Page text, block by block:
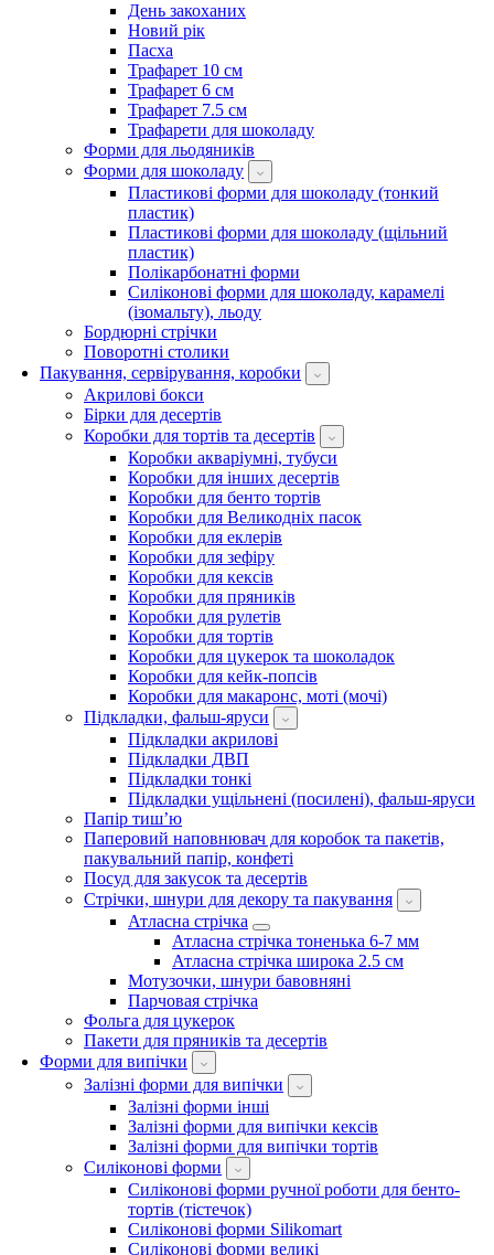
День закоханих
Новий рік
Пасха
Трафарет 10 см
Трафарет 6 см
Трафарет 7.5 см
Трафарети для шоколаду
Форми для льодяників
Форми для шоколаду
Пластикові форми для шоколаду (тонкий
пластик)
Пластикові форми для шоколаду (щільний
пластик)
Полікарбонатні форми
Силіконові форми для шоколаду, карамелі
(ізомальту), льоду
Бордюрні стрічки
Поворотні столики
Пакування, сервірування, коробки
Акрилові бокси
Бірки для десертів
Коробки для тортів та десертів
Коробки акваріумні, тубуси
Коробки для інших десертів
Коробки для бенто тортів
Коробки для Великодніх пасок
Коробки для еклерів
Коробки для зефіру
Коробки для кексів
Коробки для пряників
Коробки для рулетів
Коробки для тортів
Коробки для цукерок та шоколадок
Коробки для кейк-попсів
Коробки для макаронс, моті (мочі)
Підкладки, фальш-яруси
Підкладки акрилові
Підкладки ДВП
Підкладки тонкі
Підкладки ущільнені (посилені), фальш-яруси
Папір тиш’ю
Паперовий наповнювач для коробок та пакетів,
пакувальний папір, конфеті
Посуд для закусок та десертів
Стрічки, шнури для декору та пакування
Атласна стрічка
Атласна стрічка тоненька 6-7 мм
Атласна стрічка широка 2.5 см
Мотузочки, шнури бавовняні
Парчовая стрічка
Фольга для цукерок
Пакети для пряників та десертів
Форми для випічки
Залізні форми для випічки
Залізні форми інші
Залізні форми для випічки кексів
Залізні форми для випічки тортів
Силіконові форми
Силіконові форми ручної роботи для бенто-
тортів (тістечок)
Силіконові форми Silikomart
Силіконові форми великі